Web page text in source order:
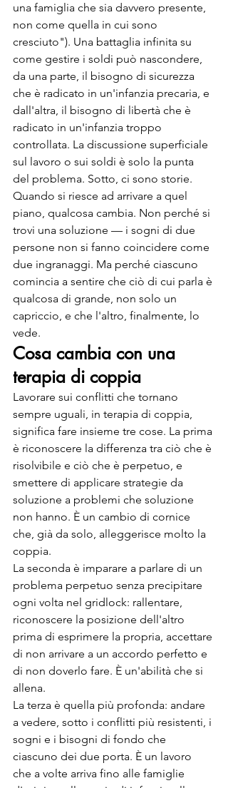
una famiglia che sia davvero presente,
non come quella in cui sono
cresciuto"). Una battaglia infinita su
come gestire i soldi può nascondere,
da una parte, il bisogno di sicurezza
che è radicato in un'infanzia precaria, e
dall'altra, il bisogno di libertà che è
radicato in un'infanzia troppo
controllata. La discussione superficiale
sul lavoro o sui soldi è solo la punta
del problema. Sotto, ci sono storie.
Quando si riesce ad arrivare a quel
piano, qualcosa cambia. Non perché si
trovi una soluzione — i sogni di due
persone non si fanno coincidere come
due ingranaggi. Ma perché ciascuno
comincia a sentire che ciò di cui parla è
qualcosa di grande, non solo un
capriccio, e che l'altro, finalmente, lo
vede.
Cosa cambia con una
terapia di coppia
Lavorare sui conflitti che tornano
sempre uguali, in terapia di coppia,
significa fare insieme tre cose. La prima
è riconoscere la differenza tra ciò che è
risolvibile e ciò che è perpetuo, e
smettere di applicare strategie da
soluzione a problemi che soluzione
non hanno. È un cambio di cornice
che, già da solo, alleggerisce molto la
coppia.
La seconda è imparare a parlare di un
problema perpetuo senza precipitare
ogni volta nel gridlock: rallentare,
riconoscere la posizione dell'altro
prima di esprimere la propria, accettare
di non arrivare a un accordo perfetto e
di non doverlo fare. È un'abilità che si
allena.
La terza è quella più profonda: andare
a vedere, sotto i conflitti più resistenti, i
sogni e i bisogni di fondo che
ciascuno dei due porta. È un lavoro
che a volte arriva fino alle famiglie